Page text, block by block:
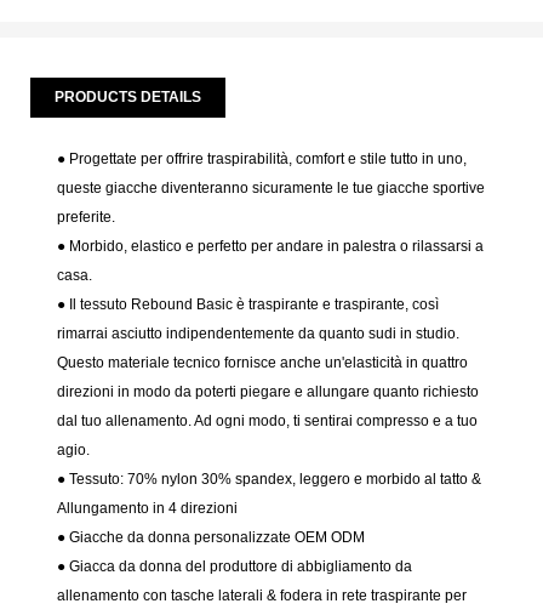
PRODUCTS DETAILS
● Progettate per offrire traspirabilità, comfort e stile tutto in uno,
queste giacche diventeranno sicuramente le tue giacche sportive
preferite.
● Morbido, elastico e perfetto per andare in palestra o rilassarsi a
casa.
● Il tessuto Rebound Basic è traspirante e traspirante, così
rimarrai asciutto indipendentemente da quanto sudi in studio.
Questo materiale tecnico fornisce anche un'elasticità in quattro
direzioni in modo da poterti piegare e allungare quanto richiesto
dal tuo allenamento. Ad ogni modo, ti sentirai compresso e a tuo
agio.
● Tessuto: 70% nylon 30% spandex, leggero e morbido al tatto &
Allungamento in 4 direzioni
● Giacche da donna personalizzate OEM ODM
● Giacca da donna del produttore di abbigliamento da
allenamento con tasche laterali & fodera in rete traspirante per